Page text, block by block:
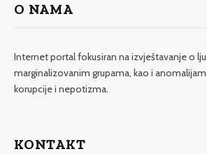
O NAMA
Internet portal fokusiran na izvještavanje o
marginalizovanim grupama, kao i
korupcije i nepotizma.
KONTAKT